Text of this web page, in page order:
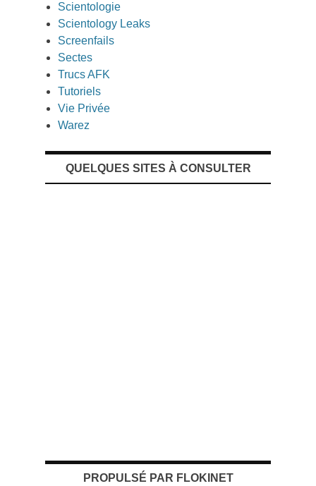
Scientologie
Scientology Leaks
Screenfails
Sectes
Trucs AFK
Tutoriels
Vie Privée
Warez
QUELQUES SITES À CONSULTER
PROPULSÉ PAR FLOKINET